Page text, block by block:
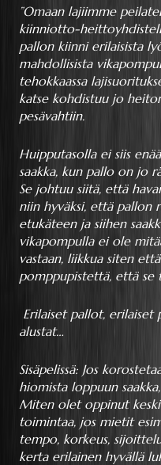
”Omaan lajiimme
kiinniotto-
pallon kiinni erilaisista
mahdollisista
tehokkaassa
katse kohdistuu jo
pesävahtiin.
Huipputasolla ei siis
saakka, kun pallo on jo
Se johtuu siitä, että
niin hyväksi, että pallon
etukäteen ja siihen
vikapompulla ei ole
vastaan, liikkua siten
pomppupistettä, että se
Erilaiset pallot,
alustat…
Sisäpelissä: Jos
hiomista loppuun
Miten olet oppinut
toimintaa, jos mietit
tempo, korkeus,
kerta erilainen hyvällä